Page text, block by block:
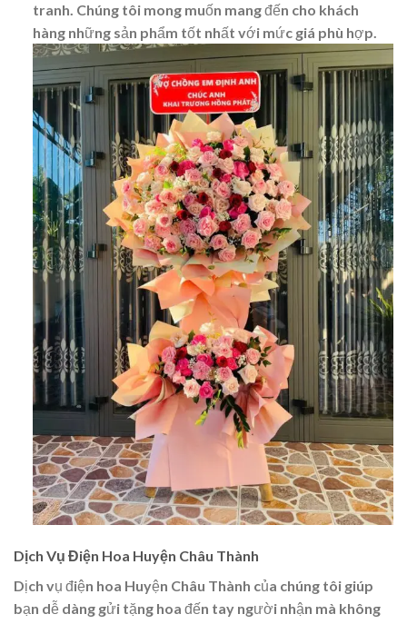
tranh. Chúng tôi mong muốn mang đến cho khách
hàng những sản phẩm tốt nhất với mức giá phù hợp.
Dịch Vụ Điện Hoa Huyện Châu Thành
Dịch vụ điện hoa Huyện Châu Thành của chúng tôi giúp
bạn dễ dàng gửi tặng hoa đến tay người nhận mà không